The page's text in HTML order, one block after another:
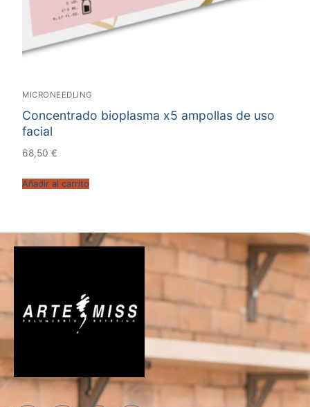
MICRONEEDLING
Concentrado bioplasma x5 ampollas de uso
facial
68,50 €
Añadir al carrito